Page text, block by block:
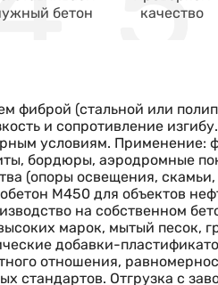
бетон
качество
фиброй (стальной или
и сопротивление
условиям. Применение:
бордюры, аэродромные
(опоры освещения,
М450 для объектов
на собственном
марок, мытый песок,
добавки-
отношения,
стандартов. Отгрузка с